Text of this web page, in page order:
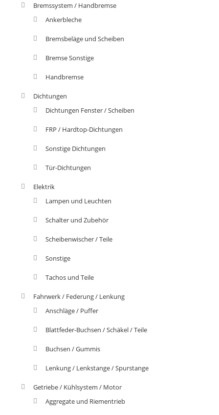
Bremssystem / Handbremse
Ankerbleche
Bremsbeläge und Scheiben
Bremse Sonstige
Handbremse
Dichtungen
Dichtungen Fenster / Scheiben
FRP / Hardtop-Dichtungen
Sonstige Dichtungen
Tür-Dichtungen
Elektrik
Lampen und Leuchten
Schalter und Zubehör
Scheibenwischer / Teile
Sonstige
Tachos und Teile
Fahrwerk / Federung / Lenkung
Anschläge / Puffer
Blattfeder-Buchsen / Schäkel / Teile
Buchsen / Gummis
Lenkung / Lenkstange / Spurstange
Getriebe / Kühlsystem / Motor
Aggregate und Riementrieb